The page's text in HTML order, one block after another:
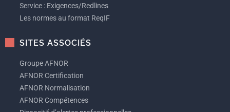
Service : Exigences/Redlines
Les normes au format ReqIF
SITES ASSOCIÉS
Groupe AFNOR
AFNOR Certification
AFNOR Normalisation
AFNOR Compétences